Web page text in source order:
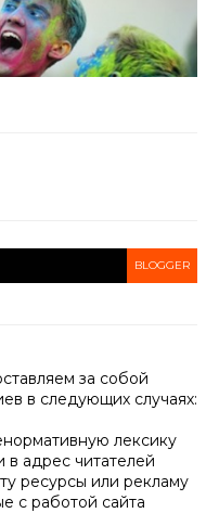
BLOGGER
за собой
в следующих случаях:
лексику
адрес читателей
ресурсы или рекламу
с работой сайта